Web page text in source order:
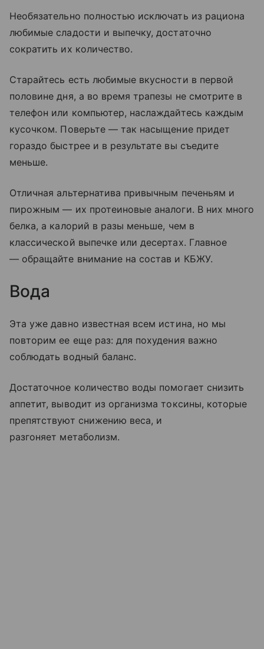
Необязательно полностью исключать из рациона
любимые сладости и выпечку, достаточно
сократить их количество.
Старайтесь есть любимые вкусности в первой
половине дня, а во время трапезы не смотрите в
телефон или компьютер, наслаждайтесь каждым
кусочком. Поверьте — так насыщение придет
гораздо быстрее и в результате вы съедите
меньше.
Отличная альтернатива привычным печеньям и
пирожным — их протеиновые аналоги. В них много
белка, а калорий в разы меньше, чем в
классической выпечке или десертах. Главное
— обращайте внимание на состав и КБЖУ.
Вода
Эта уже давно известная всем истина, но мы
повторим ее еще раз: для похудения важно
соблюдать водный баланс.
Достаточное количество воды помогает снизить
аппетит, выводит из организма токсины, которые
препятствуют снижению веса, и
разгоняет метаболизм.